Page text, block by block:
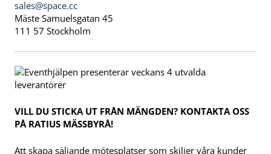
sales@space.cc
Mäste Samuelsgatan 45
111 57 Stockholm
VILL DU STICKA UT FRÅN MÄNGDEN? KONTAKTA OSS
PÅ RATIUS MÄSSBYRÅ!
Att skapa säljande mötesplatser som skiljer våra kunder